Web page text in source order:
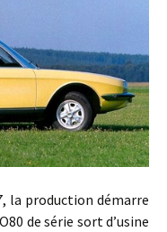
production démarre
de série sort d’usine